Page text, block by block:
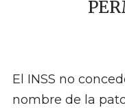
El INSS no
nombre de la